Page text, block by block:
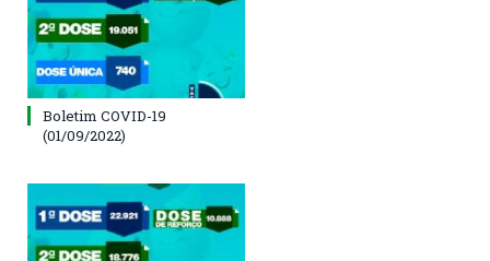
Boletim COVID-19
(01/09/2022)